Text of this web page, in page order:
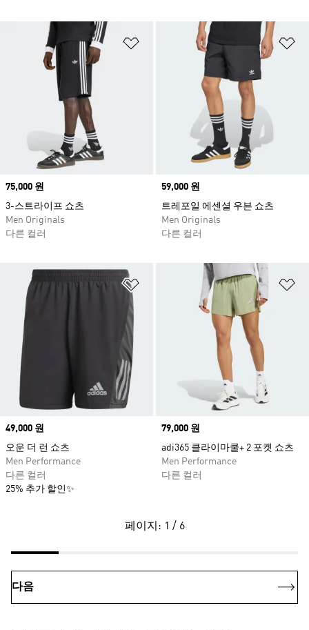
위시리스트 담기
Price
75,000 원
3-스트라이프 쇼츠
Men Originals
다른 컬러
Price
59,000 원
트레포일 에센셜 우븐 쇼츠
Men Originals
다른 컬러
위시리스트 담기
Price
49,000 원
오운 더 런 쇼츠
Men Performance
다른 컬러
25% 추가 할인✨
Price
79,000 원
adi365 클라이마쿨+ 2 포켓 쇼츠
Men Performance
다른 컬러
페이지: 1 / 6
다음